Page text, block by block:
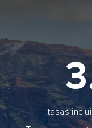
tasas